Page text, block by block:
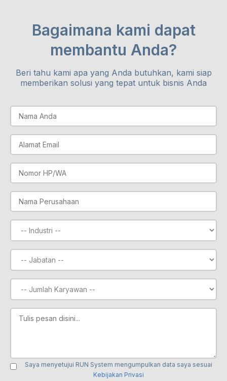
Bagaimana kami dapat
membantu Anda?
Beri tahu kami apa yang Anda butuhkan, kami siap
memberikan solusi yang tepat untuk bisnis Anda
Saya menyetujui RUN System mengumpulkan data saya sesuai
Kebijakan Privasi